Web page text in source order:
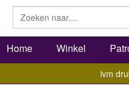
Home Winkel
ivm